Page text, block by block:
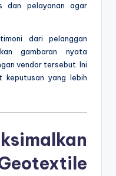
dan pelayanan agar
dari pelanggan
gambaran nyata
vendor tersebut. Ini
keputusan yang lebih